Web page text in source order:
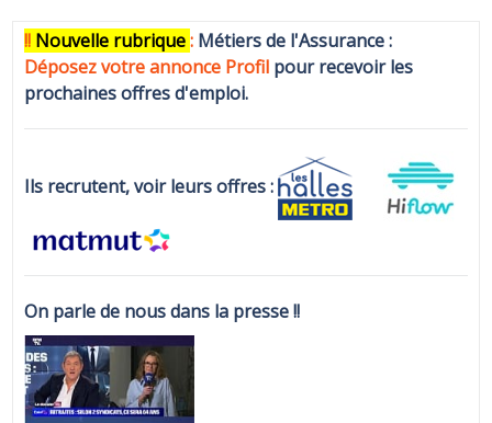
!! Nouvelle rubrique: Métiers de l'Assurance :
Déposez votre annonce Profil pour recevoir les
prochaines offres d'emploi.
Ils recrutent, voir leurs offres :
On parle de nous dans la presse !!